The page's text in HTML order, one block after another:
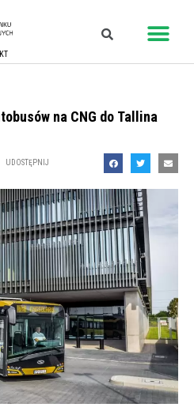
na CNG do Tallina
UDOSTĘPNIJ